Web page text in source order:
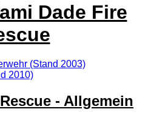
Dade Fire
(Stand 2003)
2010)
- Allgemein